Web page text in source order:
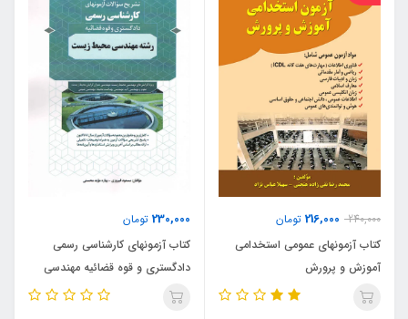
240,000
216,000 تومان
کتاب آزمونهای عمومی استخدامی
آموزش و پرورش
230,000 تومان
کتاب آزمونهای کارشناسی رسمی
دادگستری و قوه قضائیه مهندسی
محیط زیست (نشر نوآور)